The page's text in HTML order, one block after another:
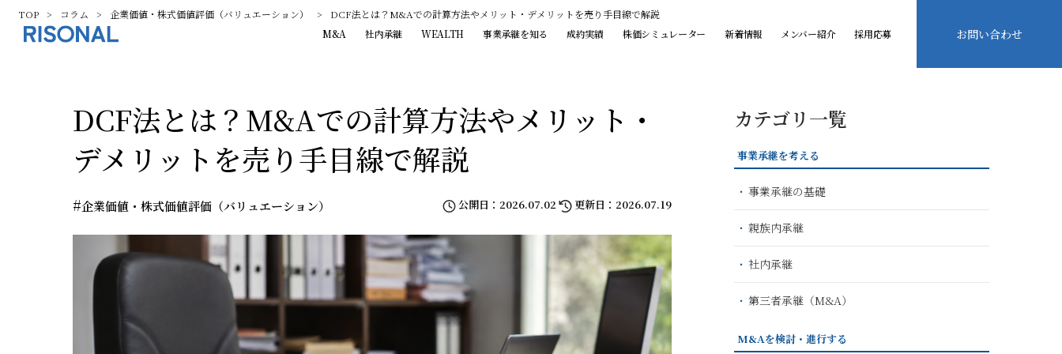
M&A 社内承継 WEALTH 事業承継を知る 成約実績 株価シミュレーター 新着情報 メンバー紹介 採用応募 お問い合わせ
TOP コラム 企業価値・株式価値評価（バリュエーション） DCF法とは？M&Aでの計算方法やメリット・デメリットを売り手目線で解説
DCF法とは？M&Aでの計算方法やメリット・
デメリットを売り手目線で解説
#企業価値・株式価値評価（バリュエーション） 公開日：2026.07.02 更新日：2026.07.19
カテゴリ一覧
事業承継を考える
事業承継の基礎
親族内承継
社内承継
第三者承継（M&A）
M&Aを検討・進行する